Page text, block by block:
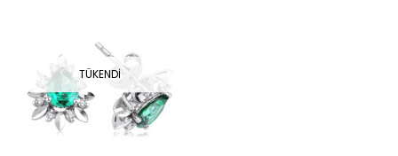
TÜKENDI